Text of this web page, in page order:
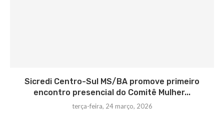
Sicredi Centro-Sul MS/BA promove primeiro
encontro presencial do Comitê Mulher...
terça-feira, 24 março, 2026